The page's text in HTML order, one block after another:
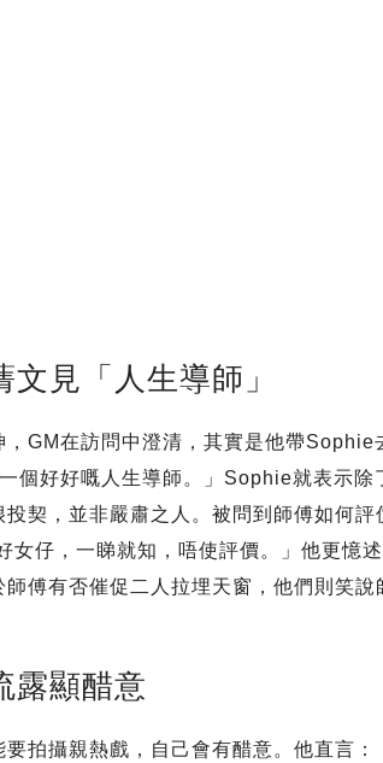
見「人生導師」
GM在訪問中澄清，其實是他帶Sophie
個好好嘅人生導師。」Sophie就表示除
契，並非嚴肅之人。被問到師傅如何評
仔，一睇就知，唔使評價。」他更憶
傅有否催促二人拉埋天窗，他們則笑說
露顯醋意
拍攝親熱戲，自己會有醋意。他直言：